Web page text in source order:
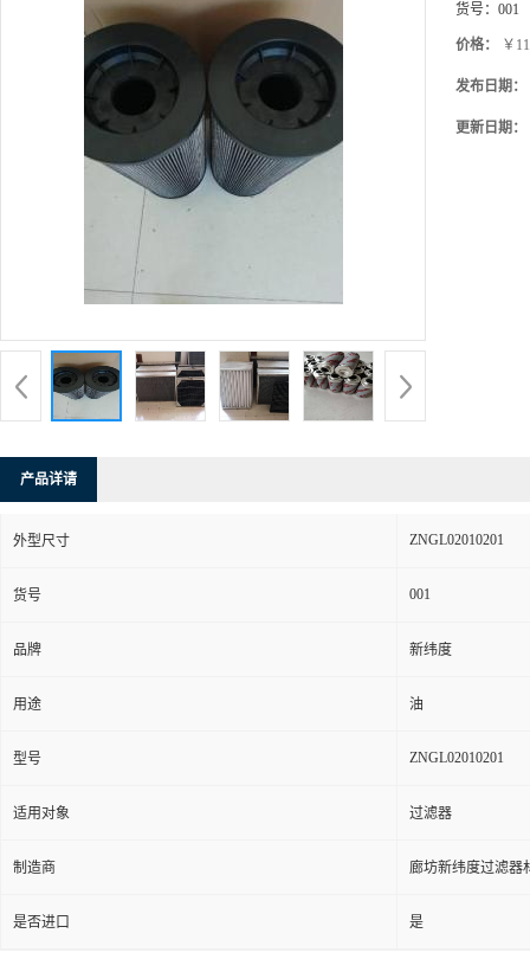
货号： 001
价格： ￥
发布日期：
更新日期：
产品详请
外型尺寸 ZNGL02010201
货号 001
品牌 新纬度
用途 油
型号 ZNGL02010201
适用对象 过滤器
制造商 廊坊新纬度过滤器
是否进口 是